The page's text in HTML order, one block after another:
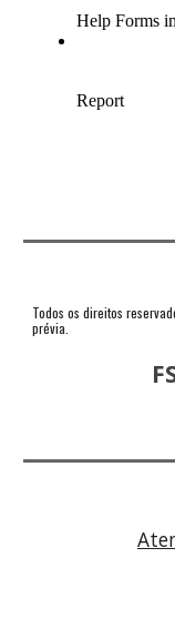
Todos os direitos
prévia.